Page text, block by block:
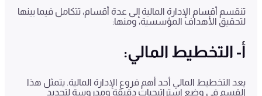
تنقسم أقسام الإدارة المالية إلى عدة أقسام، تتكامل فيما بينها
لتحقيق الأهداف المؤسسية، ومنها:
أ- التخطيط المالي:
يعد التخطيط المالي أحد أهم فروع الإدارة المالية. يتمثل هذا
القسم في وضع استراتيجيات دقيقة ومدروسة لتحديد